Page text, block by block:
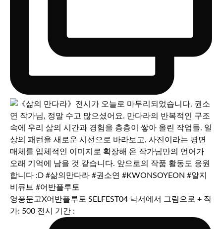
영풍문고X어반플루토 SELFEST04 낙서에서 그림으로 + 작
가: 500 전시 기간 :